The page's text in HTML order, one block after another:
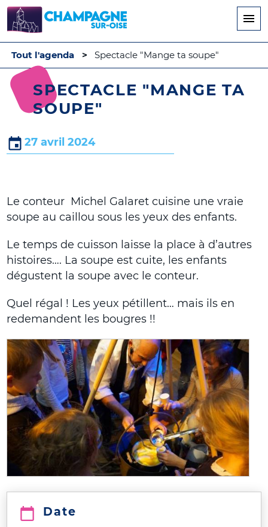
principal
Tout l'agenda Spectacle "Mange ta soupe"
SPECTACLE "MANGE TA
SOUPE"
27 avril 2024
Le conteur Michel Galaret cuisine une vraie
soupe au caillou sous les yeux des enfants.
Le temps de cuisson laisse la place à d’autres
histoires…. La soupe est cuite, les enfants
dégustent la soupe avec le conteur.
Quel régal ! Les yeux pétillent… mais ils en
redemandent les bougres !!
Date